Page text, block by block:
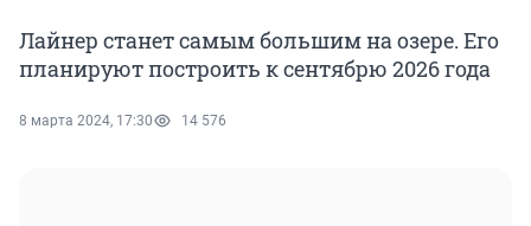
Лайнер станет самым большим на озере. Его
планируют построить к сентябрю 2026 года
8 марта 2024, 17:30 14 576